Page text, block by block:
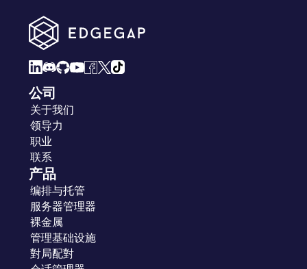
公司
关于我们
领导力
职业
联系
产品
编排与托管
服务器管理器
裸金属
管理基础设施
對局配對